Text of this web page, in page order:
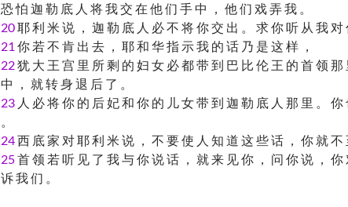
恐 怕 迦 勒 底 人 将 我 交 在 他 们 手 中 ， 他 们 戏 弄 我 。
20耶 利 米 说 ， 迦 勒 底 人 必 不 将 你 交 出 。 求 你 听 从 我
21 你 若 不 肯 出 去 ， 耶 和 华 指 示 我 的 话 乃 是 这 样 ，
22犹 大 王 宫 里 所 剩 的 妇 女 必 都 带 到 巴 比 伦 王 的 首 领
中 ， 就 转 身 退 后 了 。
23 人 必 将 你 的 后 妃 和 你 的 儿 女 带 到 迦 勒 底 人 那 里 。
。
24西 底 家 对 耶 利 米 说 ， 不 要 使 人 知 道 这 些 话 ， 你 就 不
25首 领 若 听 见 了 我 与 你 说 话 ， 就 来 见 你 ， 问 你 说 ，
诉 我 们 。